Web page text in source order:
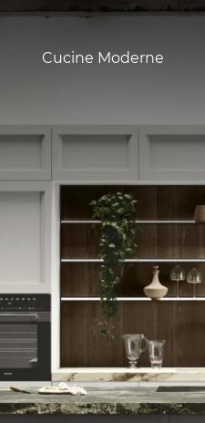
Cucine Moderne